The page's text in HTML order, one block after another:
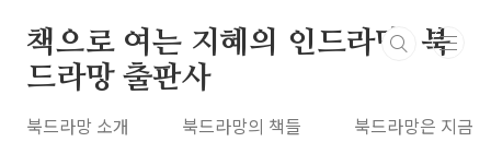
책으로 여는 지혜의 인드라망, 북
드라망 출판사
북드라망 소개 북드라망의 책들 북드라망은 지금